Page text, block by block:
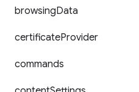
browsingData
certificateProvider
commands